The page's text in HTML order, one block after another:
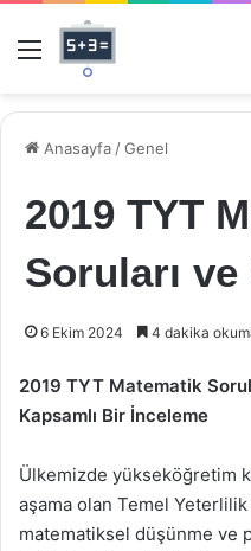
Menü
Anasayfa /Genel
2019 TYT
Soruları
6 Ekim 2024 4 dakika
2019 TYT Matematik
Kapsamlı Bir İnceleme
Ülkemizde yükseköğretim
aşama olan Temel
matematiksel düşünme ve